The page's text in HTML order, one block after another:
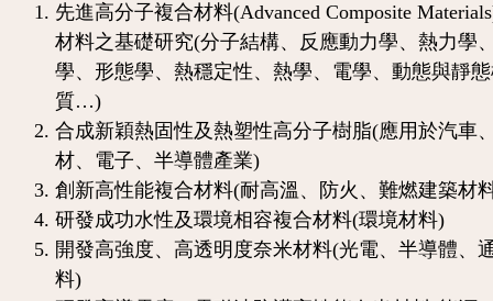
先進高分子複合材料(Advanced Composite
材料之基礎研究(分子結構、反應動力學、熱力學
學、形態學、熱穩定性、熱學、電學、動態與靜
質…)
合成新穎熱固性及熱塑性高分子樹脂(應用於汽車
材、電子、半導體產業)
創新高性能複合材料(耐高溫、防火、難燃建築材
研發成功水性及環境相容複合材料(環境材料)
開發高強度、高透明度奈米材料(光電、半導體、
料)